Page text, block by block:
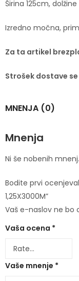
Širina 125cm,
Izredno močna,
Za ta artikel
Strošek dostave
MNENJA (0)
Mnenja
Ni še nobenih mnenj.
Bodite prvi
1,25X3000M”
Vaš e-naslov ne bo
Vaša ocena *
Vaše mnenje *